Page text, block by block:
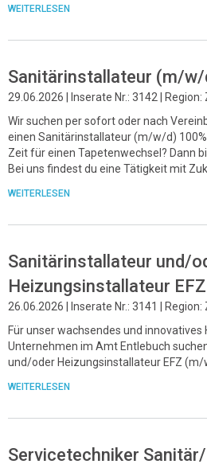
WEITERLESEN
Sanitärinstallateur (m/w/
29.06.2026 | Inserate Nr.: 3142 |
Wir suchen per sofort oder nach
einen Sanitärinstallateur (m/w/d) 100%.
Zeit für einen Tapetenwechsel? Dann
Bei uns findest du eine Tätigkeit mit
WEITERLESEN
Sanitärinstallateur und/
Heizungsinstallateur
26.06.2026 | Inserate Nr.: 3141 |
Für unser wachsendes und innovatives
Unternehmen im Amt Entlebuch
und/oder Heizungsinstallateur EFZ
WEITERLESEN
Servicetechniker